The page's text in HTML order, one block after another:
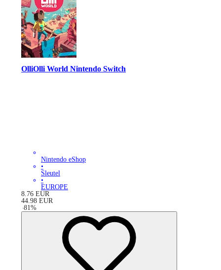
OlliOlli World Nintendo Switch
Nintendo eShop
•
Sleutel
•
EUROPE
8.76 EUR
44.98 EUR
-81%